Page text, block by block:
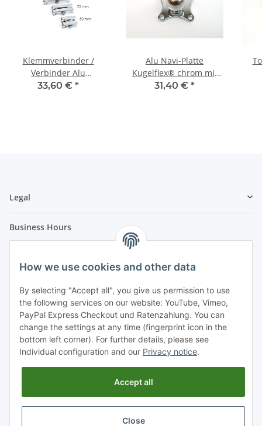
Klemmverbinder /
Verbinder Alu
Kugelflex® chrom
33,60 € *
Alu Navi-Platte
Kugelflex® chrom mit
Kugel für TomTom Rider
31,40 € *
Legal
Business Hours
Our company will be closed from 22.12.2023 up to and
shipped from 02.01.2024.
Mo. - Fr. 08:00 - 15:00
Sa. / So. closed
Dates could be arranged even outside business hours.
How we use cookies and other data
By selecting "Accept all", you give us permission to use
the following services on our website: YouTube, Vimeo,
PayPal Express Checkout und Ratenzahlung. You can
change the settings at any time (fingerprint icon in the
bottom left corner). For further details, please see
Individual configuration and our Privacy notice.
Accept all
Close